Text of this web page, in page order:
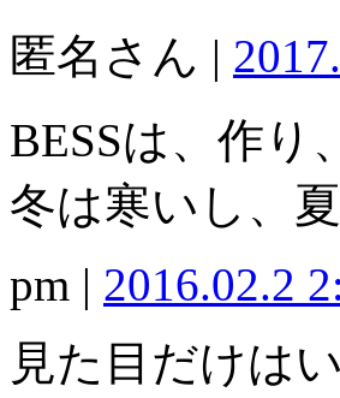
匿名さん |
BESSは、作
冬は寒いし、夏
pm | 2016.02.2
見た目だけはい